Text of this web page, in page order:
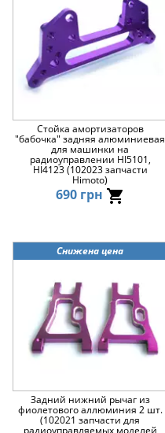
Стойка амортизаторов
"бабочка" задняя алюминиевая
для машинки на
радиоуправлении HI5101,
HI4123 (102023 запчасти
Himoto)
690 грн
Снижена цена
Задний нижний рычаг из
фиолетового аллюминия 2 шт.
(102021 запчасти для
радиоуправляемых моделей